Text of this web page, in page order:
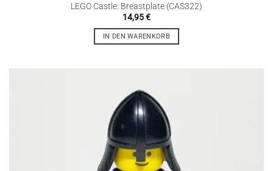
LEGO Castle: Breastplate (CAS322)
14,95€
IN DEN WARENKORB